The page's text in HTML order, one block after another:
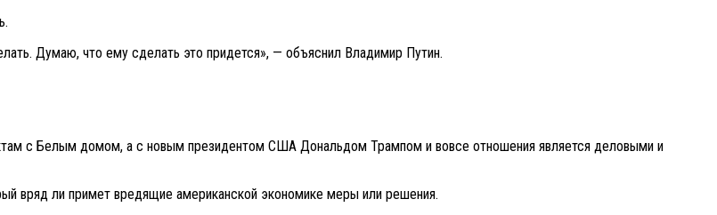
Думаю, что ему сделать это придется», — объяснил Владимир Путин.
с Белым домом, а с новым президентом США Дональдом Трампом и вовсе отношения является деловыми и
вряд ли примет вредящие американской экономике меры или решения.